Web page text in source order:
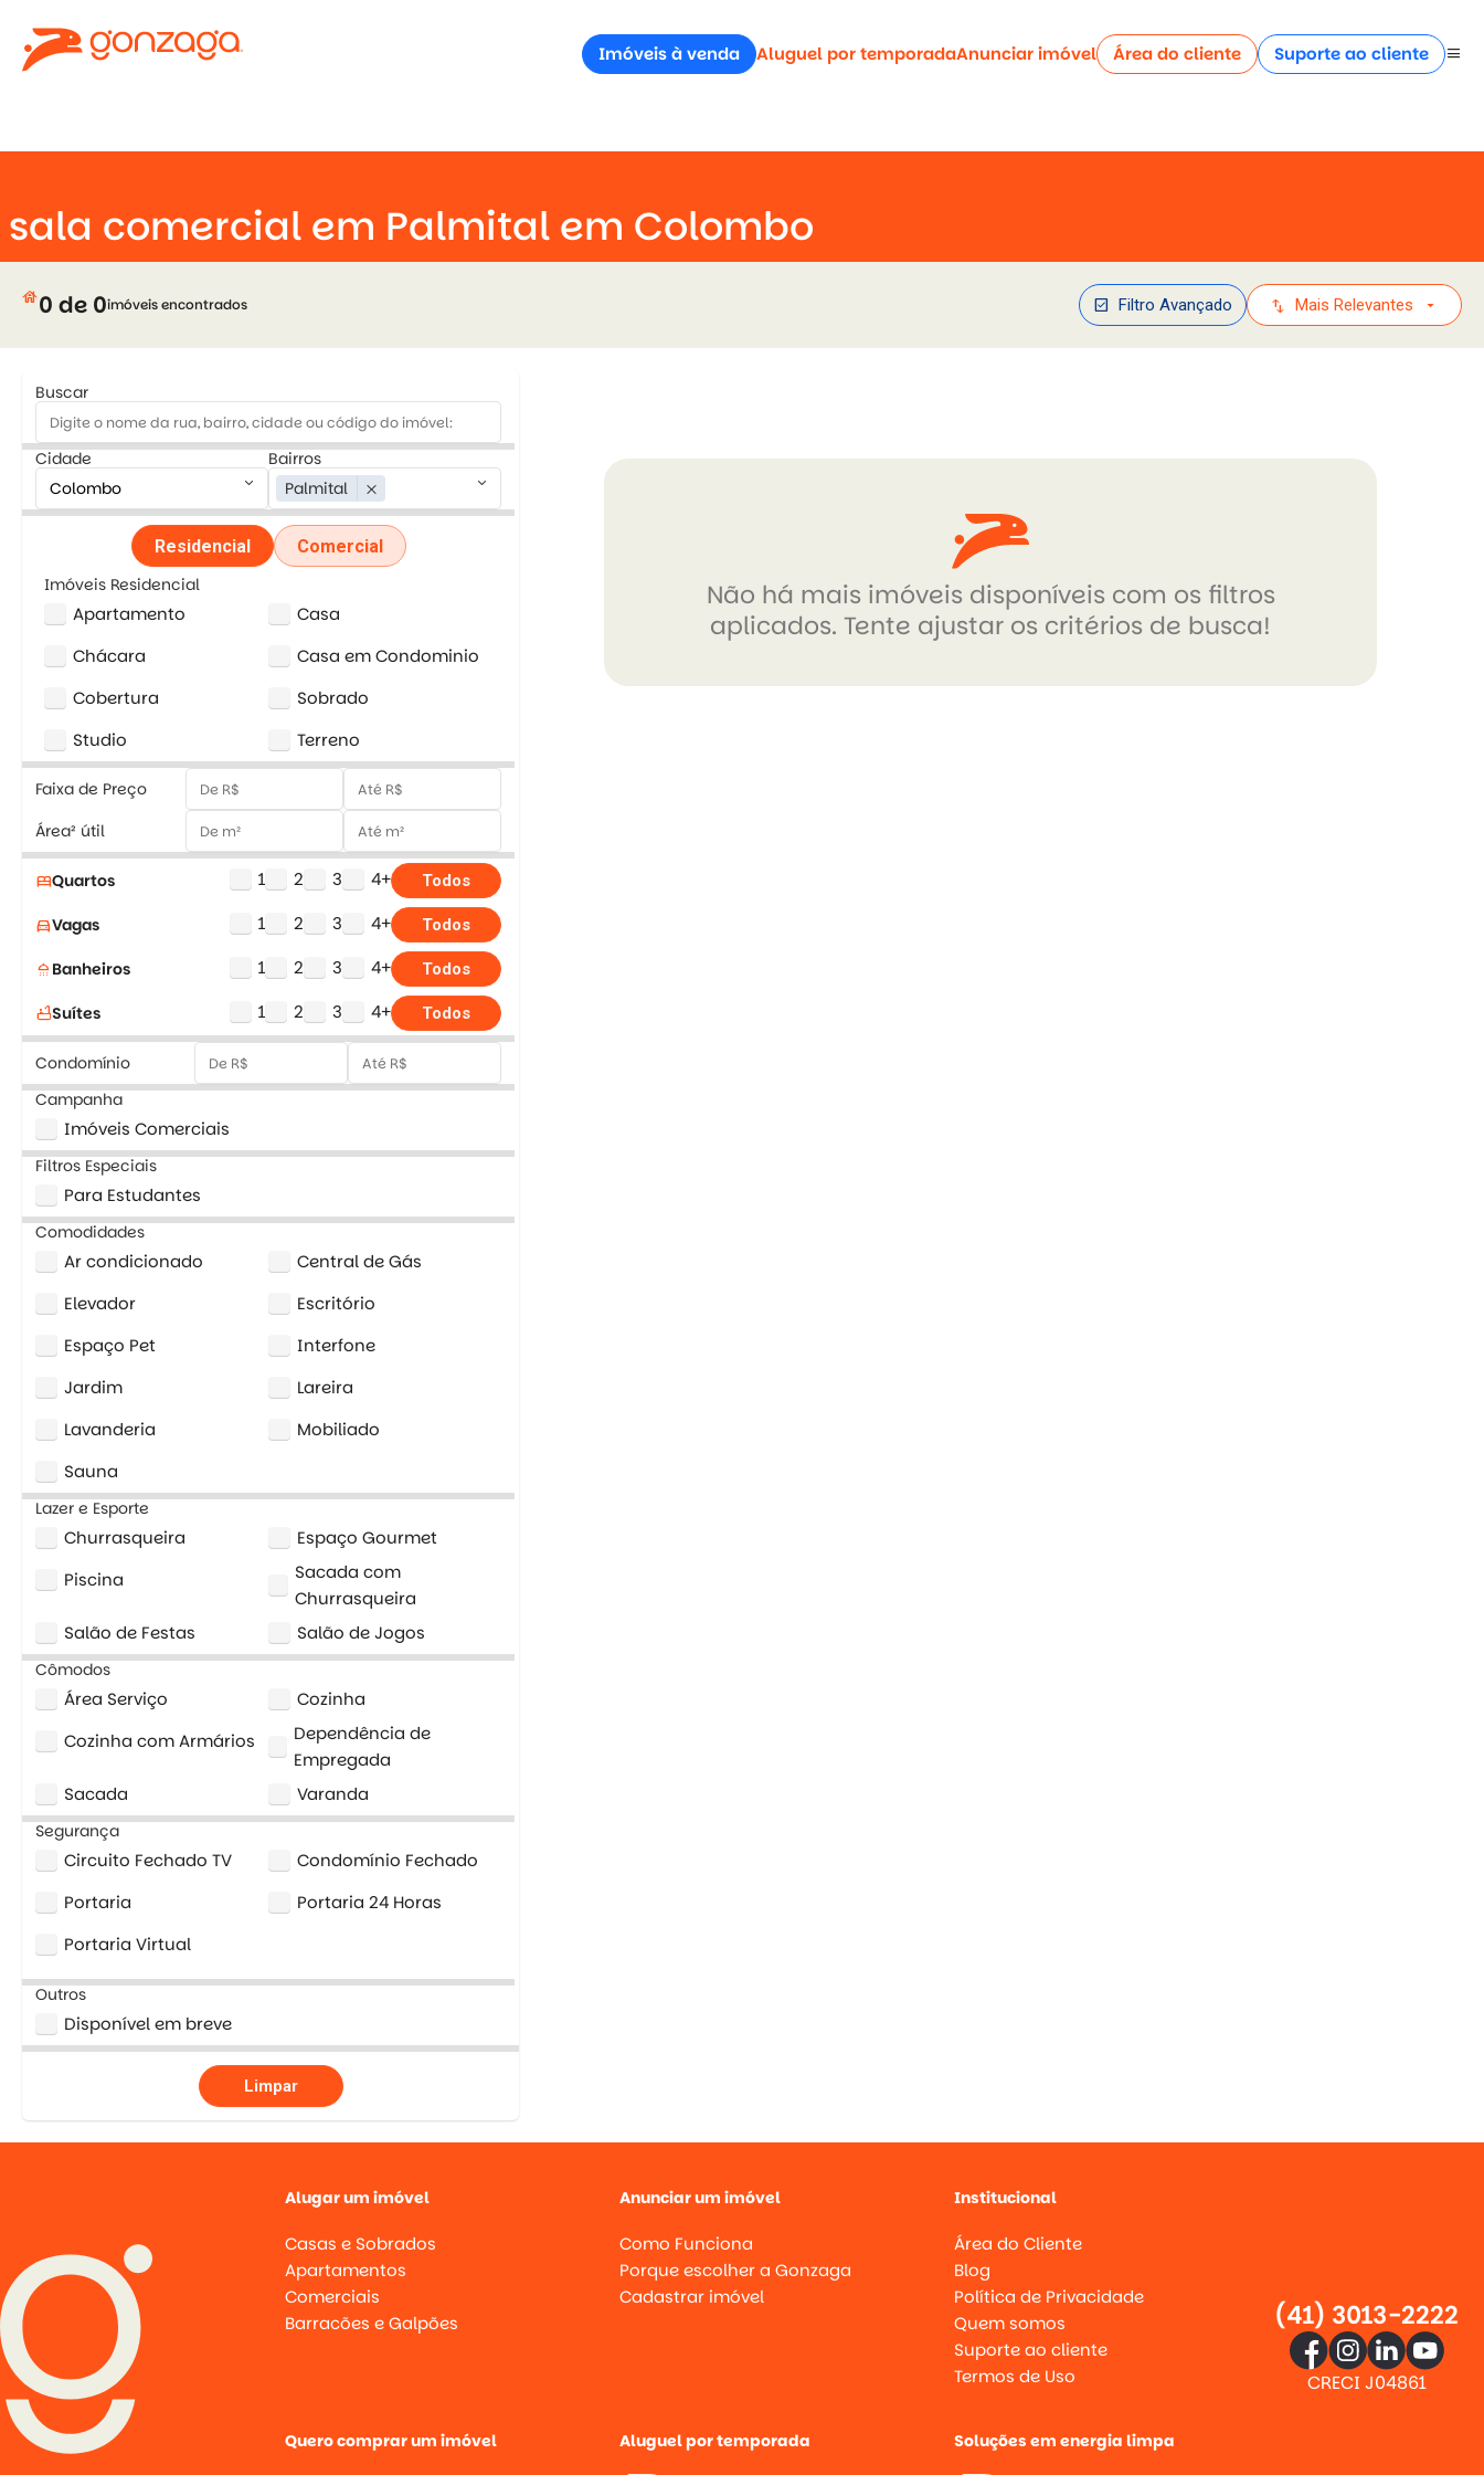
Imóveis à venda Aluguel por temporadaAnunciar imóvel Área do cliente Suporte ao cliente menu
sala comercial em Palmital em Colombo
house0 de 0imóveis encontrados check_box Filtro Avançado swap_vert Mais Relevantes arrow_drop_down
Buscar
Cidade
keyboard_arrow_down
Bairros
Palmital
close keyboard_arrow_down
Residencial Comercial
Imóveis Residencial
Apartamento
Casa
Chácara
Casa em Condominio
Cobertura
Sobrado
Studio
Terreno
Faixa de Preço
Área² útil
bedQuartos 1 2 3 4+ Todos
directions_carVagas 1 2 3 4+ Todos
shower Banheiros 1 2 3 4+ Todos
bathtubSuítes 1 2 3 4+ Todos
Condomínio
Campanha
Imóveis Comerciais
Filtros Especiais
Para Estudantes
Comodidades
Ar condicionado
Central de Gás
Elevador
Escritório
Espaço Pet
Interfone
Jardim
Lareira
Lavanderia
Mobiliado
Sauna
Lazer e Esporte
Churrasqueira
Espaço Gourmet
Piscina
Sacada com
Churrasqueira
Salão de Festas
Salão de Jogos
Cômodos
Área Serviço
Cozinha
Cozinha com Armários
Dependência de
Empregada
Sacada
Varanda
Segurança
Circuito Fechado TV
Condomínio Fechado
Portaria
Portaria 24 Horas
Portaria Virtual
Outros
Disponível em breve
Limpar
Não há mais imóveis disponíveis com os filtros
aplicados. Tente ajustar os critérios de busca!
Alugar um imóvel
Casas e Sobrados
Apartamentos
Comerciais
Barracões e Galpões
Anunciar um imóvel
Como Funciona
Porque escolher a Gonzaga
Cadastrar imóvel
Institucional
Área do Cliente
Blog
Política de Privacidade
Quem somos
Suporte ao cliente
Termos de Uso
Quero comprar um imóvel Aluguel por temporada Soluções em energia limpa
(41) 3013-2222
CRECI J04861